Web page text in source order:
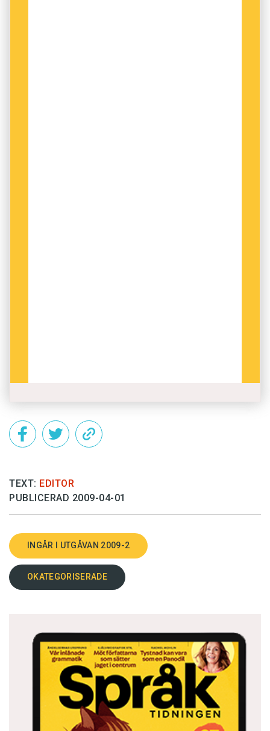
TEXT: EDITOR
PUBLICERAD 2009-04-01
INGÅR I UTGÅVAN 2009-2
OKATEGORISERADE